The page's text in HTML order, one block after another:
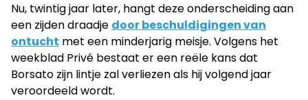
Nu, twintig jaar later, hangt deze onderscheiding aan
een zijden draadje door beschuldigingen van
ontucht met een minderjarig meisje. Volgens het
weekblad Privé bestaat er een reële kans dat
Borsato zijn lintje zal verliezen als hij volgend jaar
veroordeeld wordt.